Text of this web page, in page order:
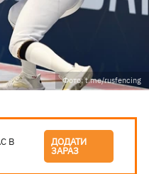
Фото: t.me/rusfencing
В ДОДАТИ
ЗАРАЗ